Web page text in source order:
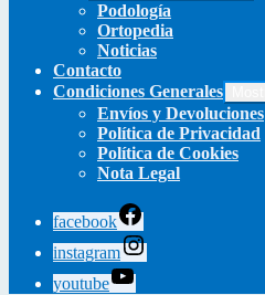
Podología
Ortopedia
Noticias
Contacto
Condiciones Generales
Envíos y Devoluciones
Política de Privacidad
Política de Cookies
Nota Legal
facebook
instagram
youtube